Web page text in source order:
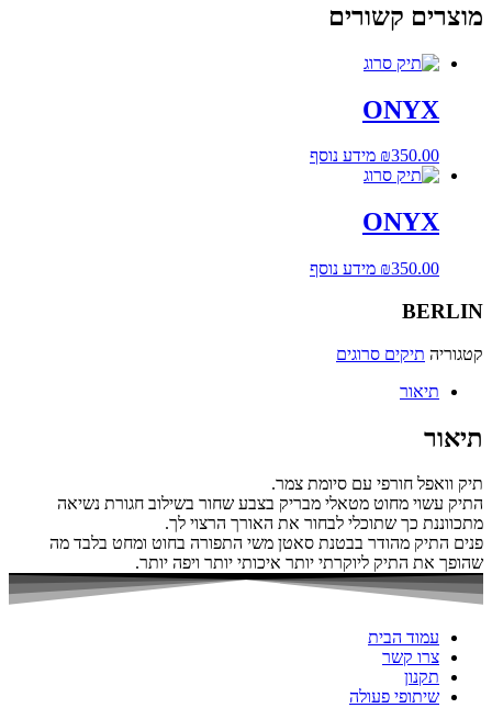
מוצרים קשורים
ONYX
₪350.00 מידע נוסף
ONYX
₪350.00 מידע נוסף
BERLIN
קטגוריה תיקים סרוגים
תיאור
תיאור
תיק וואפל חורפי עם סיומת צמר.
התיק עשוי מחוט מטאלי מבריק בצבע שחור בשילוב חגורת נשיאה
מתכווננת כך שתוכלי לבחור את האורך הרצוי לך.
פנים התיק מהודר בבטנת סאטן משי התפורה בחוט ומחט בלבד מה
שהופך את התיק ליוקרתי יותר איכותי יותר ויפה יותר.
עמוד הבית
צרו קשר
תקנון
שיתופי פעולה